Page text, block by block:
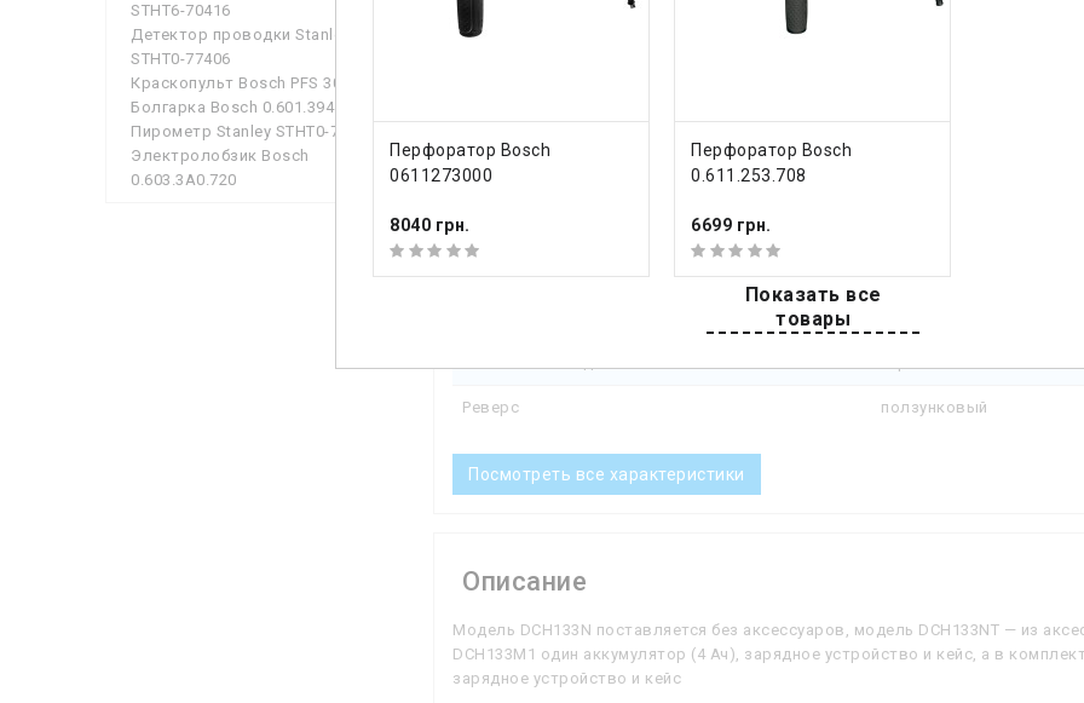
КУПИТЬ
Перфоратор Bosch
0611273000
8040 грн.
КУПИТЬ
Перфоратор Bosch
0.611.253.708
6699 грн.
Показать все
товары
STHT6-70416
Детектор проводки Stanley
STHT0-77406
Краскопульт Bosch PFS 3000-2
Болгарка Bosch 0.601.394.121
Пирометр Stanley STHT0-77365
Электролобзик Bosch
0.603.3A0.720
Макс. ⌀ сверления металла
Функции и возможности
Функции предохранительная
Характеристики
Количество оборотов 1500 об/мин
Реверс ползунковый
Посмотреть все характеристики
Описание
Модель DCH133N поставляется без аксессуаров, модель DCH133NT — из
DCH133M1 один аккумулятор (4 Ач), зарядное устройство и кейс, а в
зарядное устройство и кейс